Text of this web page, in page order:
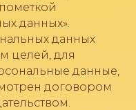
данных».
данных
целей, для
данные,
договором